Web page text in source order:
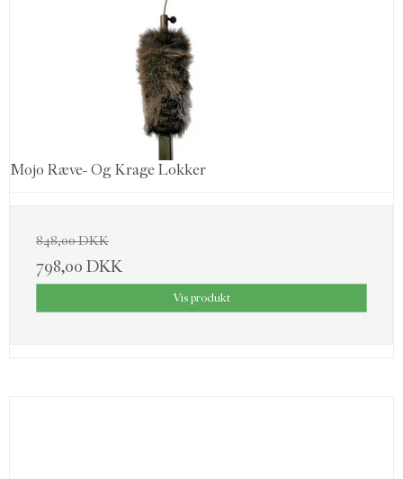
Mojo Ræve- Og Krage Lokker
848,00 DKK
798,00 DKK
Vis produkt